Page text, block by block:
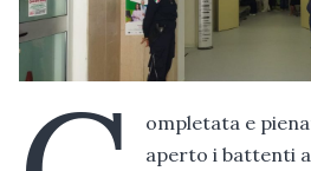
ompletata e
aperto i battenti